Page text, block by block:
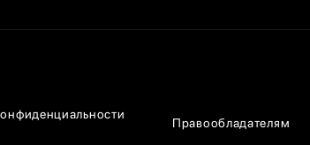
Правообладателям